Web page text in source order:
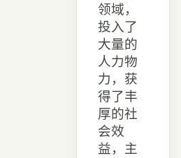
领域，
投入了
大量的
人力物
力，获
得了丰
厚的社
会效
益，主